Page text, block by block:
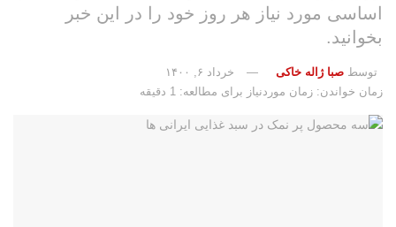
اساسی مورد نیاز هر روز خود را در این خبر
بخوانید.
توسط صبا ژاله خاکی
خرداد ۶, ۱۴۰۰
زمان خواندن: زمان موردنیاز برای مطالعه: 1 دقیقه